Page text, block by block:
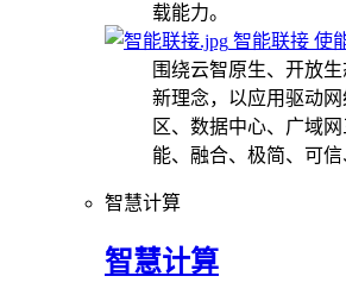
载能力。
智能联接 使
围绕云智原生、开放
新理念，以应用驱动
区、数据中心、广域
能、融合、极简、可信
智慧计算
智慧计算